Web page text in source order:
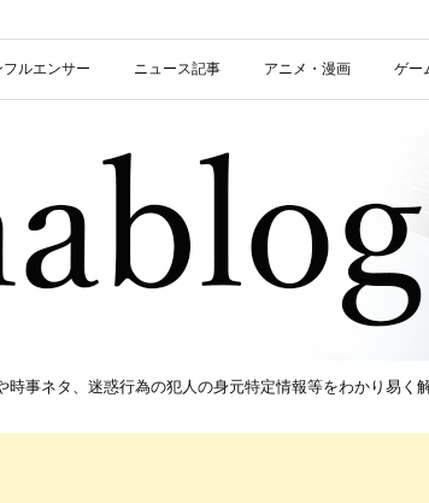
ルエンサー ニュース記事 アニメ・漫画 ゲー
事ネタ、迷惑行為の犯人の身元特定情報等をわかり易く